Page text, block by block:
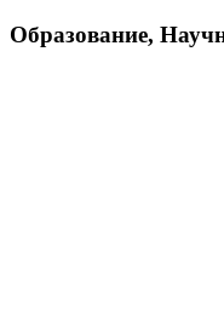
Образование,